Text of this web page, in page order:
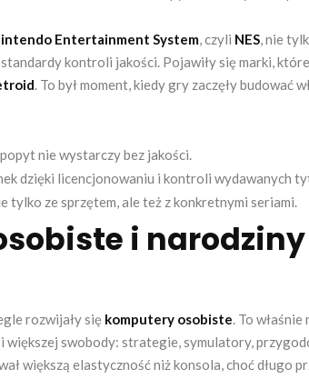
Entertainment System, czyli NES, nie
kontroli jakości. Pojawiły się marki,
. To był moment, kiedy gry zaczęły budować
popyt nie wystarczy bez jakości.
dzięki licencjonowaniu i kontroli wydawanych
tylko ze sprzętem, ale też z konkretnymi seriami.
i
rozwijały się komputery osobiste. To
większej swobody: strategie, symulatory,
większą elastyczność niż konsola, choć długo